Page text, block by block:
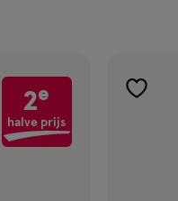
2e
halve prijs